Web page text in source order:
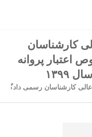
کارشناسان
پروانه
کارشناسان رسمی